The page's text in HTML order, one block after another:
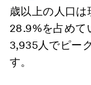
歳以上の人口
28.9%を占めて
3,935人でピー
す。